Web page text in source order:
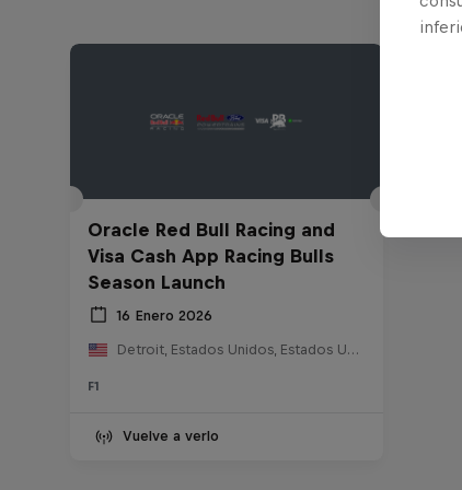
Oracle Red Bull Racing and
Visa Cash App Racing Bulls
Season Launch
16 Enero 2026
Detroit, Estados Unidos, Estados Unidos
F1
Vuelve a verlo